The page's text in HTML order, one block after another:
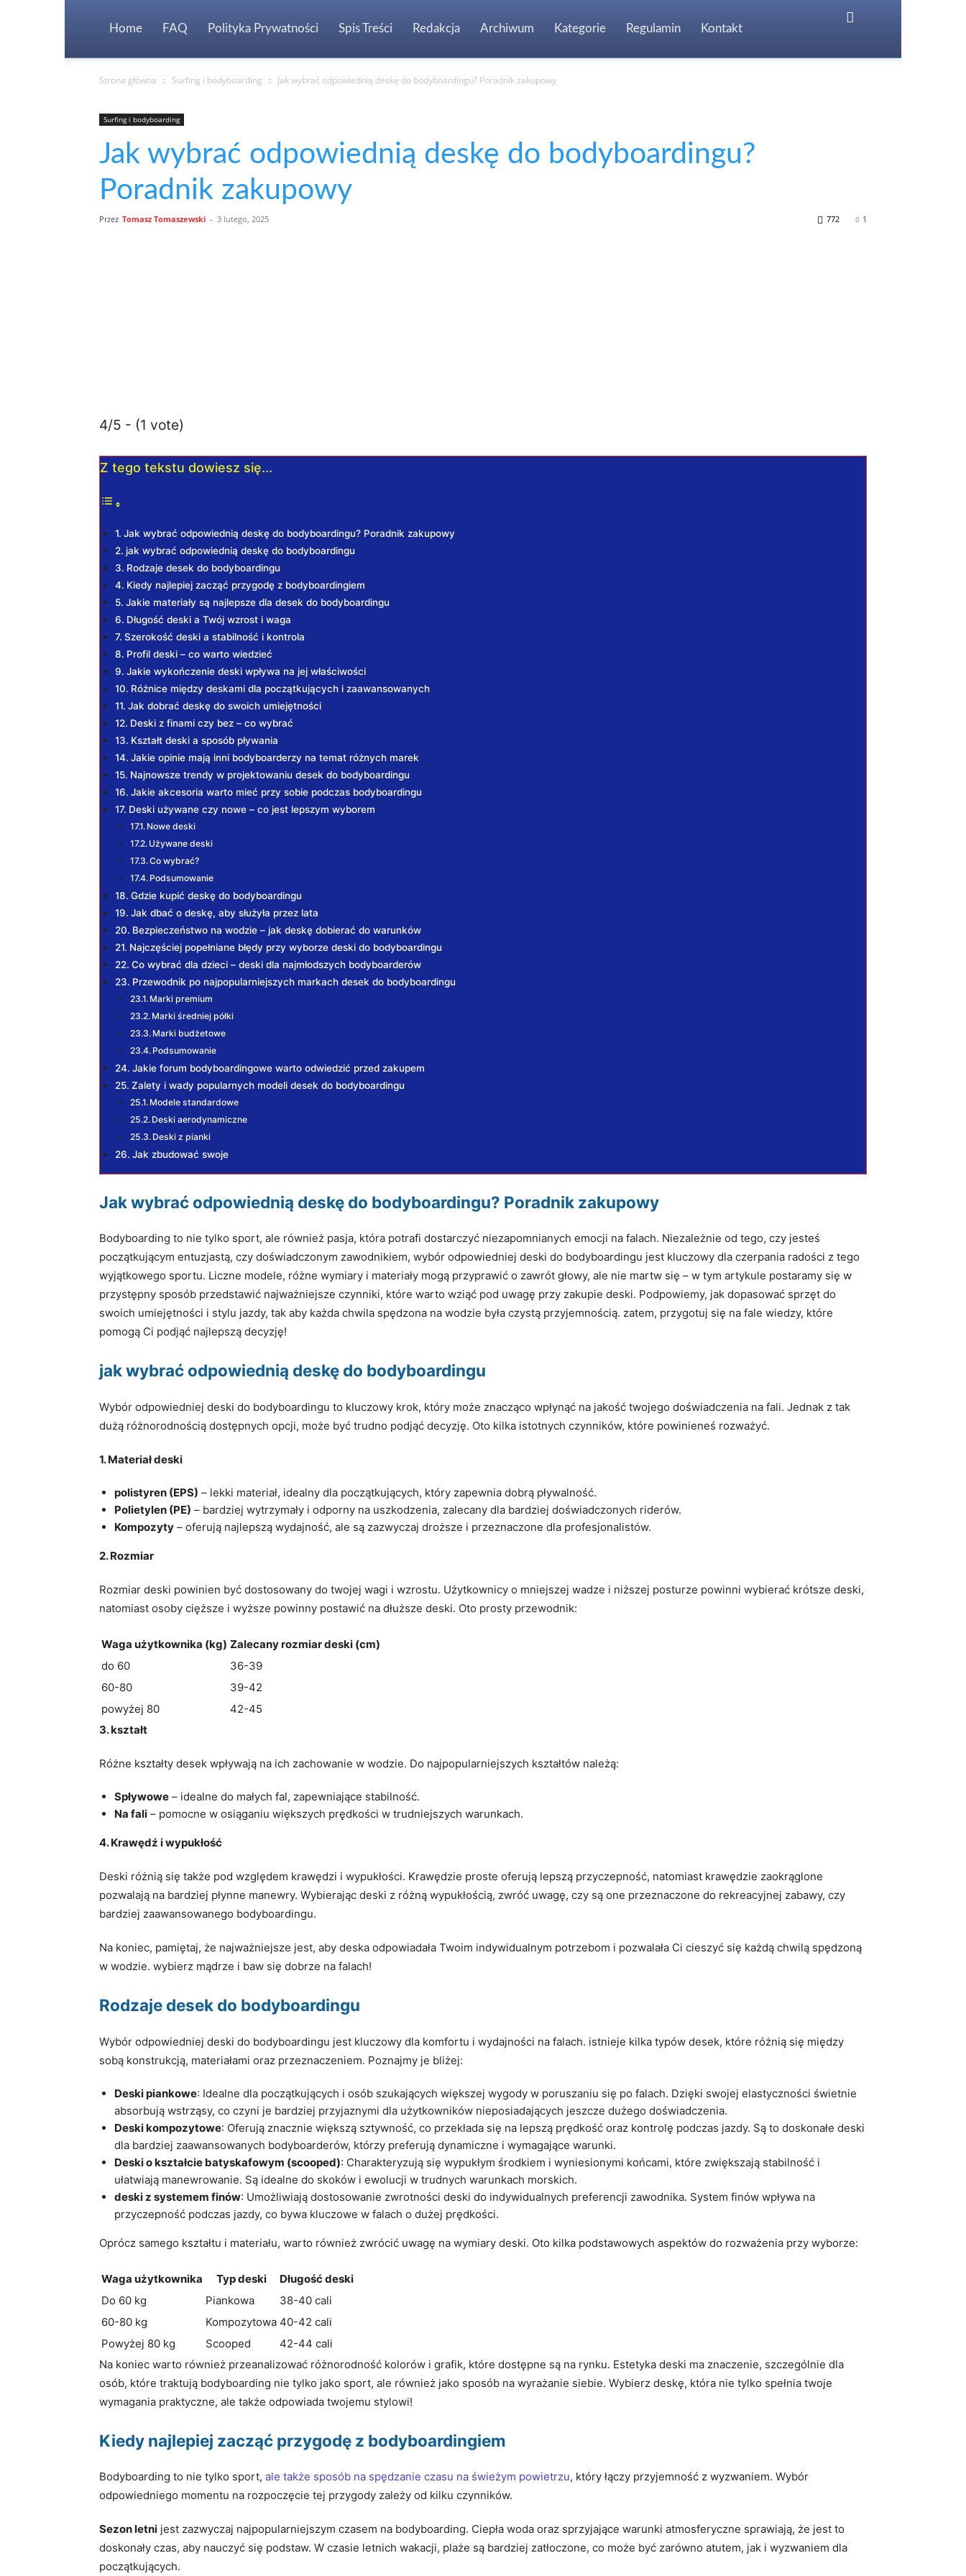
Home FAQ Polityka Prywatności Spis Treści Redakcja Archiwum Kategorie Regulamin Kontakt
Strona główna Surfing i bodyboarding Jak wybrać odpowiednią deskę do bodyboardingu? Poradnik zakupowy
Surfing i bodyboarding
Jak wybrać odpowiednią deskę do bodyboardingu?
Poradnik zakupowy
Przez Tomasz Tomaszewski - 3 lutego, 2025 1
772
4/5 - (1 vote)
Z tego tekstu dowiesz się...
Jak wybrać odpowiednią deskę do bodyboardingu? Poradnik zakupowy
jak wybrać odpowiednią deskę do bodyboardingu
Rodzaje desek do bodyboardingu
Kiedy najlepiej zacząć przygodę z bodyboardingiem
Jakie materiały są najlepsze dla desek do bodyboardingu
Długość deski a Twój wzrost i waga
Szerokość deski a stabilność i kontrola
Profil deski – co warto wiedzieć
Jakie wykończenie deski wpływa na jej właściwości
Różnice między deskami dla początkujących i zaawansowanych
Jak dobrać deskę do swoich umiejętności
Deski z finami czy bez – co wybrać
Kształt deski a sposób pływania
Jakie opinie mają inni bodyboarderzy na temat różnych marek
Najnowsze trendy w projektowaniu desek do bodyboardingu
Jakie akcesoria warto mieć przy sobie podczas bodyboardingu
Deski używane czy nowe – co jest lepszym wyborem
Nowe deski
Używane deski
Co wybrać?
Podsumowanie
Gdzie kupić deskę do bodyboardingu
Jak dbać o deskę, aby służyła przez lata
Bezpieczeństwo na wodzie – jak deskę dobierać do warunków
Najczęściej popełniane błędy przy wyborze deski do bodyboardingu
Co wybrać dla dzieci – deski dla najmłodszych bodyboarderów
Przewodnik po najpopularniejszych markach desek do bodyboardingu
Marki premium
Marki średniej półki
Marki budżetowe
Podsumowanie
Jakie forum bodyboardingowe warto odwiedzić przed zakupem
Zalety i wady popularnych modeli desek do bodyboardingu
Modele standardowe
Deski aerodynamiczne
Deski z pianki
Jak zbudować swoje
Jak wybrać odpowiednią deskę do bodyboardingu? Poradnik zakupowy
Bodyboarding to nie tylko sport, ale również pasja, która potrafi dostarczyć niezapomnianych emocji na falach. Niezależnie od tego, czy jesteś
początkującym entuzjastą, czy doświadczonym zawodnikiem, wybór odpowiedniej deski do bodyboardingu jest kluczowy dla czerpania radości z tego
wyjątkowego sportu. Liczne modele, różne wymiary i materiały mogą przyprawić o zawrót głowy, ale nie martw się – w tym artykule postaramy się w
przystępny sposób przedstawić najważniejsze czynniki, które warto wziąć pod uwagę przy zakupie deski. Podpowiemy, jak dopasować sprzęt do
swoich umiejętności i stylu jazdy, tak aby każda chwila spędzona na wodzie była czystą przyjemnością. zatem, przygotuj się na fale wiedzy, które
pomogą Ci podjąć najlepszą decyzję!
jak wybrać odpowiednią deskę do bodyboardingu
Wybór odpowiedniej deski do bodyboardingu to kluczowy krok, który może znacząco wpłynąć na jakość twojego doświadczenia na fali. Jednak z tak
dużą różnorodnością dostępnych opcji, może być trudno podjąć decyzję. Oto kilka istotnych czynników, które powinieneś rozważyć.
1. Materiał deski
polistyren (EPS) – lekki materiał, idealny dla początkujących, który zapewnia dobrą pływalność.
Polietylen (PE) – bardziej wytrzymały i odporny na uszkodzenia, zalecany dla bardziej doświadczonych riderów.
Kompozyty – oferują najlepszą wydajność, ale są zazwyczaj droższe i przeznaczone dla profesjonalistów.
2. Rozmiar
Rozmiar deski powinien być dostosowany do twojej wagi i wzrostu. Użytkownicy o mniejszej wadze i niższej posturze powinni wybierać krótsze deski,
natomiast osoby cięższe i wyższe powinny postawić na dłuższe deski. Oto prosty przewodnik:
Waga użytkownika (kg) Zalecany rozmiar deski (cm)
do 60
36-39
60-80
39-42
powyżej 80
42-45
3. kształt
Różne kształty desek wpływają na ich zachowanie w wodzie. Do najpopularniejszych kształtów należą:
Spływowe – idealne do małych fal, zapewniające stabilność.
Na fali – pomocne w osiąganiu większych prędkości w trudniejszych warunkach.
4. Krawędź i wypukłość
Deski różnią się także pod względem krawędzi i wypukłości. Krawędzie proste oferują lepszą przyczepność, natomiast krawędzie zaokrąglone
pozwalają na bardziej płynne manewry. Wybierając deski z różną wypukłością, zwróć uwagę, czy są one przeznaczone do rekreacyjnej zabawy, czy
bardziej zaawansowanego bodyboardingu.
Na koniec, pamiętaj, że najważniejsze jest, aby deska odpowiadała Twoim indywidualnym potrzebom i pozwalała Ci cieszyć się każdą chwilą spędzoną
w wodzie. wybierz mądrze i baw się dobrze na falach!
Rodzaje desek do bodyboardingu
Wybór odpowiedniej deski do bodyboardingu jest kluczowy dla komfortu i wydajności na falach. istnieje kilka typów desek, które różnią się między
sobą konstrukcją, materiałami oraz przeznaczeniem. Poznajmy je bliżej:
Deski piankowe: Idealne dla początkujących i osób szukających większej wygody w poruszaniu się po falach. Dzięki swojej elastyczności świetnie
absorbują wstrząsy, co czyni je bardziej przyjaznymi dla użytkowników nieposiadających jeszcze dużego doświadczenia.
Deski kompozytowe: Oferują znacznie większą sztywność, co przekłada się na lepszą prędkość oraz kontrolę podczas jazdy. Są to doskonałe deski
dla bardziej zaawansowanych bodyboarderów, którzy preferują dynamiczne i wymagające warunki.
Deski o kształcie batyskafowym (scooped): Charakteryzują się wypukłym środkiem i wyniesionymi końcami, które zwiększają stabilność i
ułatwiają manewrowanie. Są idealne do skoków i ewolucji w trudnych warunkach morskich.
deski z systemem finów: Umożliwiają dostosowanie zwrotności deski do indywidualnych preferencji zawodnika. System finów wpływa na
przyczepność podczas jazdy, co bywa kluczowe w falach o dużej prędkości.
Oprócz samego kształtu i materiału, warto również zwrócić uwagę na wymiary deski. Oto kilka podstawowych aspektów do rozważenia przy wyborze:
Waga użytkownika Typ deski
Długość deski
Do 60 kg
Piankowa
38-40 cali
60-80 kg
Kompozytowa 40-42 cali
Powyżej 80 kg
Scooped
42-44 cali
Na koniec warto również przeanalizować różnorodność kolorów i grafik, które dostępne są na rynku. Estetyka deski ma znaczenie, szczególnie dla
osób, które traktują bodyboarding nie tylko jako sport, ale również jako sposób na wyrażanie siebie. Wybierz deskę, która nie tylko spełnia twoje
wymagania praktyczne, ale także odpowiada twojemu stylowi!
Kiedy najlepiej zacząć przygodę z bodyboardingiem
Bodyboarding to nie tylko sport, ale także sposób na spędzanie czasu na świeżym powietrzu, który łączy przyjemność z wyzwaniem. Wybór
odpowiedniego momentu na rozpoczęcie tej przygody zależy od kilku czynników.
Sezon letni jest zazwyczaj najpopularniejszym czasem na bodyboarding. Ciepła woda oraz sprzyjające warunki atmosferyczne sprawiają, że jest to
doskonały czas, aby nauczyć się podstaw. W czasie letnich wakacji, plaże są bardziej zatłoczone, co może być zarówno atutem, jak i wyzwaniem dla
początkujących.